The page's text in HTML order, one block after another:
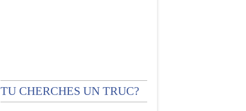
TU CHERCHES UN TRUC?